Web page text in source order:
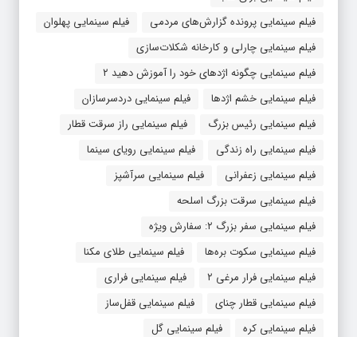
فیلم سینمایی پرونده گزارش‌های مردمی
فیلم سینمایی پهلوان
فیلم سینمایی چارلی و کارخانه شکلات‌سازی
فیلم سینمایی چگونه اژدهای خود را آموزش دهید ۲
فیلم سینمایی خشم اژدها
فیلم سینمایی دردسرسازان
فیلم سینمایی رئیس بزرگ
فیلم سینمایی راز سرقت قطار
فیلم سینمایی راه زندگی
فیلم سینمایی رویای سینما
فیلم سینمایی زعفرانی
فیلم سینمایی سرآشپز
فیلم سینمایی سرقت بزرگ اسلحه
فیلم سینمایی سفر بزرگ ۲: سفارش ویژه
فیلم سینمایی سکوت بره‌ها
فیلم سینمایی طلای مکنا
فیلم سینمایی فرار مرغی ۲
فیلم سینمایی فراری
فیلم سینمایی قطار چنای
فیلم سینمایی قفل‌ساز
فیلم سینمایی کره
فیلم سینمایی گل